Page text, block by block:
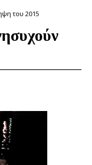
του 2015